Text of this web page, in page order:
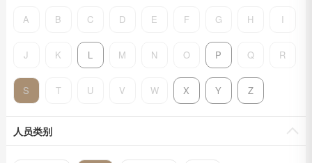
A B C D E F G H I
J K L M N O P Q R
S T U V W X Y Z
人员类别